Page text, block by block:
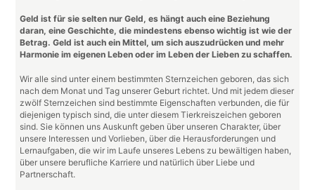
Geld ist für sie selten nur Geld, es hängt auch eine Beziehung
daran, eine Geschichte, die mindestens ebenso wichtig ist wie der
Betrag.Geld ist auch ein Mittel, um sich auszudrücken und mehr
Harmonie im eigenen Leben oder im Leben der Lieben zu schaffen.
Wir alle sind unter einem bestimmten Sternzeichen geboren, das sich
nach dem Monat und Tag unserer Geburt richtet. Und mit jedem dieser
zwölf Sternzeichen sind bestimmte Eigenschaften verbunden, die für
diejenigen typisch sind, die unter diesem Tierkreiszeichen geboren
sind. Sie können uns Auskunft geben über unseren Charakter, über
unsere Interessen und Vorlieben, über die Herausforderungen und
Lernaufgaben, die wir im Laufe unseres Lebens zu bewältigen haben,
über unsere berufliche Karriere und natürlich über Liebe und
Partnerschaft.